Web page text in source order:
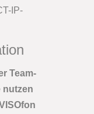
IP-
Team-
nutzen